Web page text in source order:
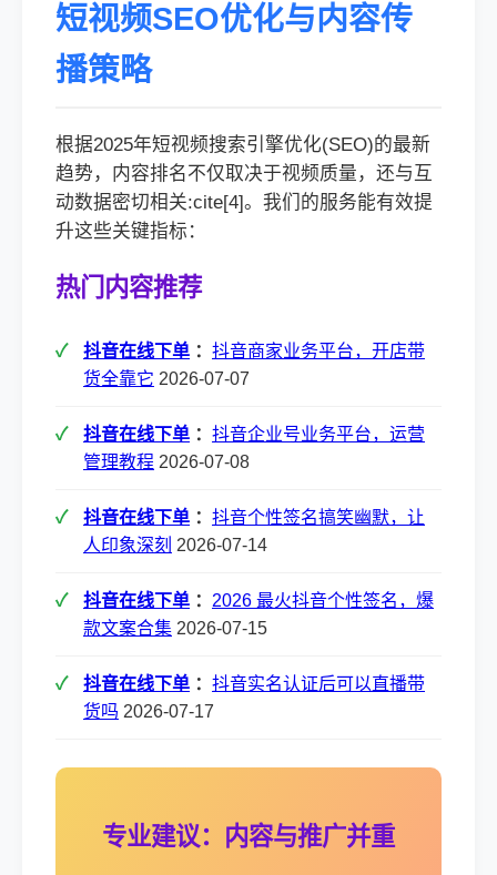
短视频SEO优化与内容传
播策略
根据2025年短视频搜索引擎优化(SEO)的最新
趋势，内容排名不仅取决于视频质量，还与互
动数据密切相关:cite[4]。我们的服务能有效提
升这些关键指标：
热门内容推荐
抖音在线下单 ： 抖音商家业务平台，开店带
货全靠它 2026-07-07
抖音在线下单 ： 抖音企业号业务平台，运营
管理教程 2026-07-08
抖音在线下单 ： 抖音个性签名搞笑幽默，让
人印象深刻 2026-07-14
抖音在线下单 ： 2026 最火抖音个性签名，爆
款文案合集 2026-07-15
抖音在线下单 ： 抖音实名认证后可以直播带
货吗 2026-07-17
专业建议：内容与推广并重